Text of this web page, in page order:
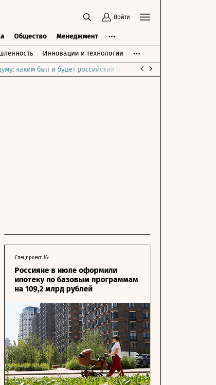
Войти
Общество Менеджмент
Инновации и технологии
каким был и будет российский парламент
Спецпроект 16+
Россияне в июле оформили
ипотеку по базовым программам
на 109,2 млрд рублей